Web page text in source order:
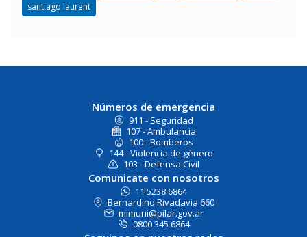
santiago laurent
Números de emergencia
911 - Seguridad
107 - Ambulancia
100 - Bomberos
144 - Violencia de género
103 - Defensa Civil
Comunicate con nosotros
11 5238 6864
Bernardino Rivadavia 660
mimuni@pilar.gov.ar
0800 345 6864